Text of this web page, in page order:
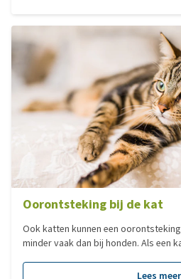
Oorontsteking bij de kat
Ook katten kunnen een
minder vaak dan bij honden. Als een
In deze blog leggen we uit hoe ditLees meer